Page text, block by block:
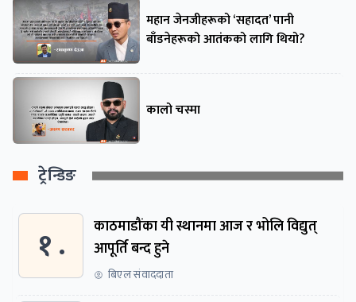
महान जेनजीहरूको ‘सहादत’ पानी
बाँडनेहरूको आतंकको लागि थियो?
कालो चस्मा
ट्रेन्डिङ
१ .
काठमाडौंका यी स्थानमा आज र भोलि विद्युत्
आपूर्ति बन्द हुने
बिएल संवाददाता